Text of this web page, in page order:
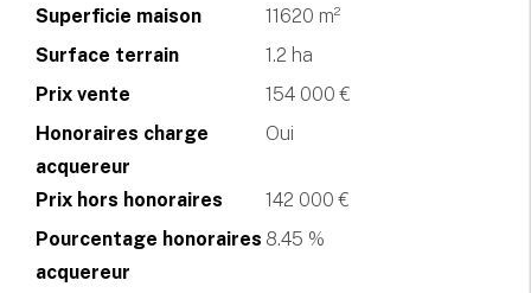
Superficie maison
11620 m²
Surface terrain
1.2 ha
Prix vente
154 000 €
Honoraires charge
acquereur
Oui
Prix hors honoraires
142 000 €
Pourcentage honoraires
acquereur
8.45 %